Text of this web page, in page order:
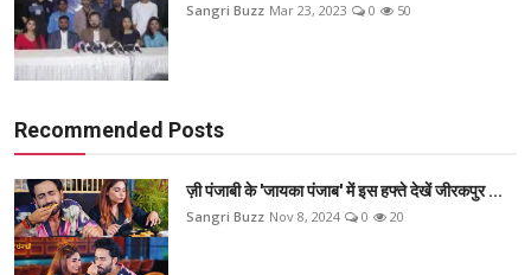
Sangri Buzz Mar 23, 2023 0 50
Recommended Posts
ज़ी पंजाबी के 'जायका पंजाब' में इस हफ्ते देखें जीरकपुर ...
Sangri Buzz Nov 8, 2024 0 20